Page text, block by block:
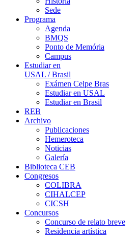
Sede
Programa
Agenda
BMQS
Ponto de Memória
Campus
Estudiar en
USAL / Brasil
Exámen Celpe Bras
Estudiar en USAL
Estudiar en Brasil
REB
Archivo
Publicaciones
Hemeroteca
Noticias
Galería
Biblioteca CEB
Congresos
COLIBRA
CIHALCEP
CICSH
Concursos
Concurso de relato breve
Residencia artística